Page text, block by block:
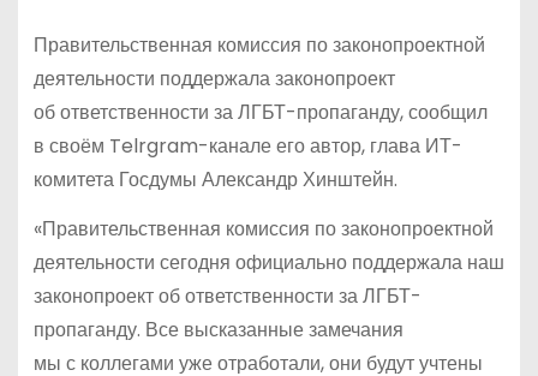
Правительственная комиссия по законопроектной
деятельности поддержала законопроект
об ответственности за ЛГБТ-пропаганду, сообщил
в своём Telrgram-канале его автор, глава ИТ-
комитета Госдумы Александр Хинштейн.
«Правительственная комиссия по законопроектной
деятельности сегодня официально поддержала наш
законопроект об ответственности за ЛГБТ-
пропаганду. Все высказанные замечания
мы с коллегами уже отработали, они будут учтены